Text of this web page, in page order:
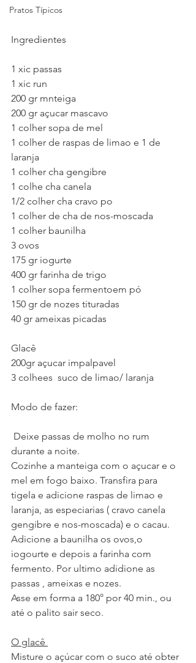
Pratos Típicos
Ingredientes
1 xic passas
1 xic run
200 gr mnteiga
200 gr açucar mascavo
1 colher sopa de mel
1 colher de raspas de limao e 1 de
laranja
1 colher cha gengibre
1 colhe cha canela
1/2 colher cha cravo po
1 colher de cha de nos-moscada
1 colher baunilha
3 ovos
175 gr iogurte
400 gr farinha de trigo
1 colher sopa fermentoem pó
150 gr de nozes tituradas
40 gr ameixas picadas
Glacê
200gr açucar impalpavel
3 colhees  suco de limao/ laranja
Modo de fazer:
durante a noite.
Cozinhe a manteiga com o açucar e o
mel em fogo baixo. Transfira para
tigela e adicione raspas de limao e
laranja, as especiarias ( cravo canela
gengibre e nos-moscada) e o cacau.
Adicione a baunilha os ovos,o
iogourte e depois a farinha com
fermento. Por ultimo adidione as
passas , ameixas e nozes.
Asse em forma a 180° por 40 min., ou
até o palito sair seco.
O glacê
Misture o açúcar com o suco até obter